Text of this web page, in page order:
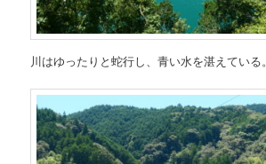
川はゆったりと蛇行し、青い水を湛えている。